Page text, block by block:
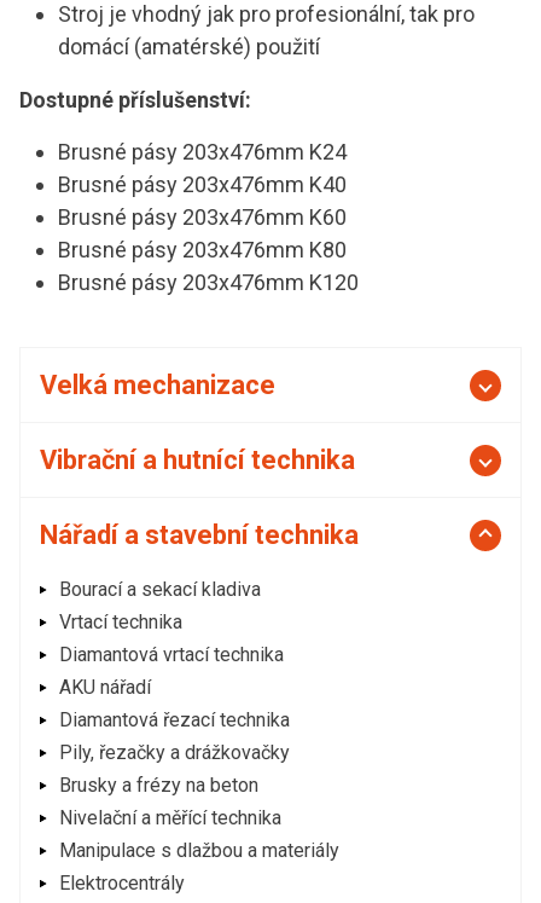
Velká mechanizace
Vibrační a hutnící technika
Nářadí a stavební technika
Bourací a sekací kladiva
Vrtací technika
Diamantová vrtací technika
AKU nářadí
Diamantová řezací technika
Pily, řezačky a drážkovačky
Brusky a frézy na beton
Nivelační a měřící technika
Manipulace s dlažbou a materiály
Elektrocentrály
Stroj je vhodný jak pro profesionální, tak pro
domácí (amatérské) použití
Dostupné příslušenství:
Brusné pásy 203x476mm K24
Brusné pásy 203x476mm K40
Brusné pásy 203x476mm K60
Brusné pásy 203x476mm K80
Brusné pásy 203x476mm K120